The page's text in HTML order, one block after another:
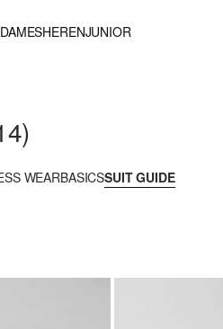
DAMESHERENJUNIOR
WEARBASICSSUIT GUIDE